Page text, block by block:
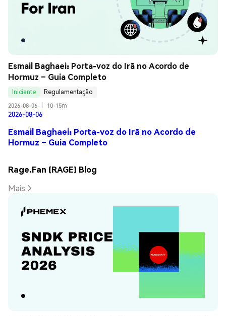
Esmail Baghaei: Porta-voz do Irã no Acordo de
Hormuz – Guia Completo
Iniciante
Regulamentação
2026-08-06
10-15m
2026-08-06
Esmail Baghaei: Porta-voz do Irã no Acordo de
Hormuz – Guia Completo
Rage.Fan (RAGE) Blog
Mais